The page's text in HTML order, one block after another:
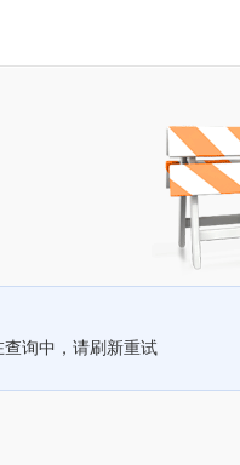
查询中，请刷新重试